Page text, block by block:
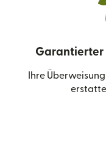
Garantierter
Ihre